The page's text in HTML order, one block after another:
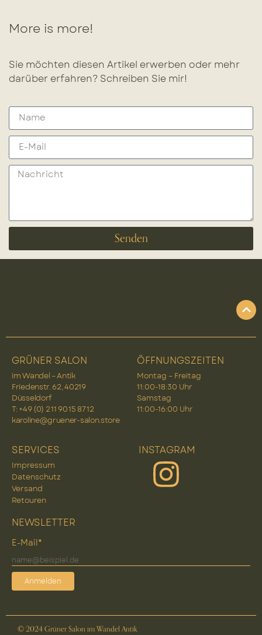
More is more!
Sie möchten diesen Artikel erwerben oder mehr
darüber erfahren? Schreiben Sie mir!
Senden
GRÜNER SALON
im Wandel – Antik
Friedenstr. 62, 40219
Düsseldorf
T: +49 (0) 2 11 90 15 87 12
karoline@gruener-salon.store
ÖFFNUNGSZEITEN
Montag – Freitag
11:00-18:30 Uhr
Samstag
11:00-16:00 Uhr
SERVICES
Impressum
Datenschutz
Versand
Retouren
INSTAGRAM
NEWSLETTER
E-Mail*
Anmelden
© 2024 Grüner Salon im Wandel Antik